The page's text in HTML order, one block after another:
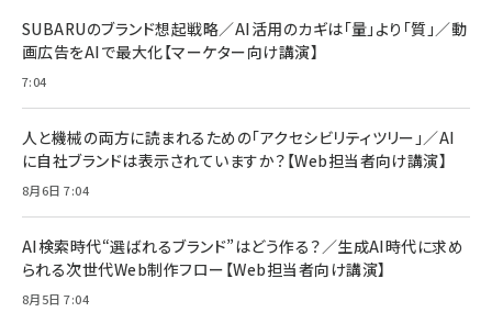
￥1,100
年後半、あなたの恋と運命／山田涼介]
￥880
組織の成果を最大化する ルールのデザイン
すい ガイド枠付き いPhone17 (6.3インチ) 対応
2枚セット DSP25F1698
￥1,599
【New】Amazon Fire TV Stick HD | 手軽にスト
レイヤー
￥6,980
Anker Soundcore P31i (Bluetooth 6.1) 【完
全ワイヤレスイヤホン/アクティブノイズキャンセリ
ング/マルチポイント接続 / 最大50時間再生 / PSE
技術基準適合】ブラック
￥5,990
￥5,000
ケーブル Anker絡まないケーブル 240W 結束バン
17 / 16 / 15 / Galaxy iPad Pro MacBook
Pro/Air 各種対応 (1.8m ミッドナイトブラック)
￥1,890
SUBARUのブランド想起戦略／AI活用のカギは「量」より「質」／動
画広告をAIで最大化【マーケター向け講演】
7:04
人と機械の両方に読まれるための「アクセシビリティツリー」／AI
に自社ブランドは表示されていますか？【Web担当者向け講演】
8月6日 7:04
AI検索時代“選ばれるブランド”はどう作る？／生成AI時代に求め
られる次世代Web制作フロー【Web担当者向け講演】
8月5日 7:04